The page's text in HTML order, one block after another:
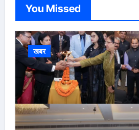
You Missed
खबर